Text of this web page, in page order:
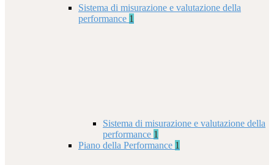
Sistema di misurazione e valutazione della
performance 1
Sistema di misurazione e valutazione della
performance 1
Piano della Performance 1